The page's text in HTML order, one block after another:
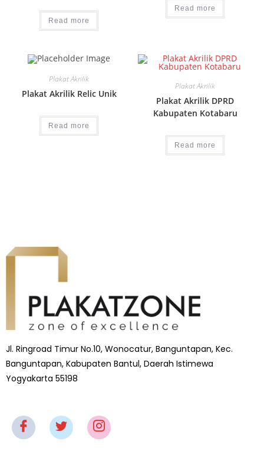
Read more
Read more
Plakat Akrilik
Plakat Akrilik Relic Unik
Read more
Plakat Akrilik
Plakat Akrilik DPRD
Kabupaten Kotabaru
Read more
Jl. Ringroad Timur No.10, Wonocatur, Banguntapan, Kec.
Banguntapan, Kabupaten Bantul, Daerah Istimewa
Yogyakarta 55198